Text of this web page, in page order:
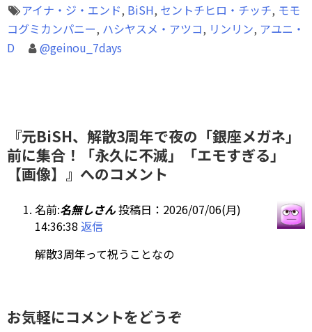
アイナ・ジ・エンド, BiSH, セントチヒロ・チッチ, モモ
コグミカンパニー, ハシヤスメ・アツコ, リンリン, アユニ・
D
@geinou_7days
『元BiSH、解散3周年で夜の「銀座メガネ」
前に集合！「永久に不滅」「エモすぎる」
【画像】』へのコメント
名前:名無しさん投稿日：2026/07/06(月)
14:36:38 返信
解散3周年って祝うことなの
お気軽にコメントをどうぞ